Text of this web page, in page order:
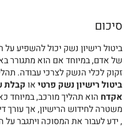
סיכום
ביטול רישיון נשק יכול להשפיע
של אדם, במיוחד אם הוא מתגורר
זקוק לכלי הנשק לצרכי עבודה.
ביטול רישיון נשק פרטיאוקבלת
אקדח הוא תהליך מורכב, במיוחד
משטרה לחידוש הרישיון, אך עורך
, ידע לעבור את המסוכה ויתגבר על